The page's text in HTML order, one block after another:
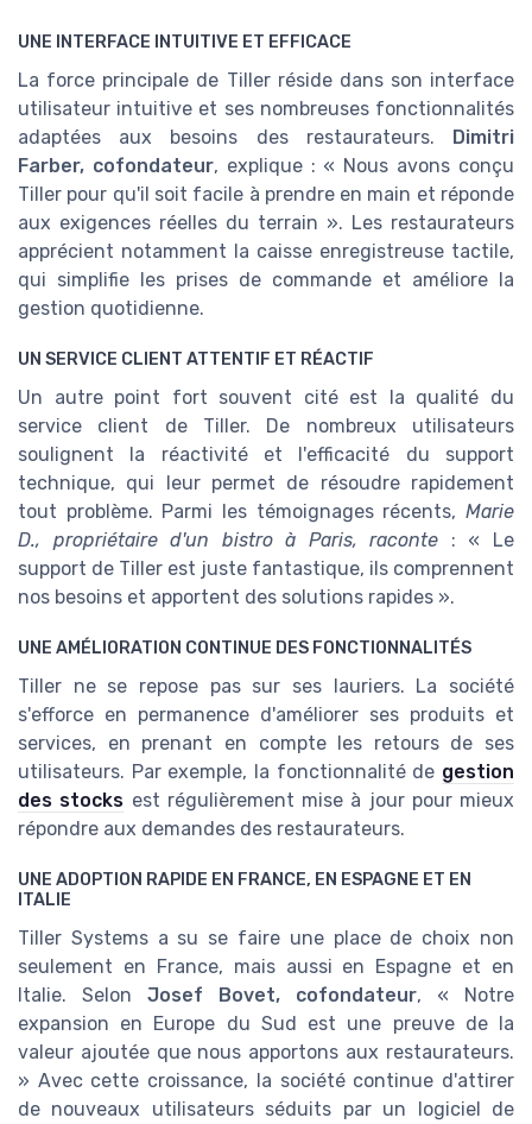
UNE INTERFACE INTUITIVE ET EFFICACE
La force principale de Tiller réside dans son interface
utilisateur intuitive et ses nombreuses fonctionnalités
adaptées aux besoins des restaurateurs.
Dimitri
Farber, cofondateur, explique : « Nous avons conçu
Tiller pour qu'il soit facile à prendre en main et réponde
aux exigences réelles du terrain ». Les restaurateurs
apprécient notamment la caisse enregistreuse tactile,
qui simplifie les prises de commande et améliore la
gestion quotidienne.
UN SERVICE CLIENT ATTENTIF ET RÉACTIF
Un autre point fort souvent cité est la qualité du
service client de Tiller. De nombreux utilisateurs
soulignent la réactivité et l'efficacité du support
technique, qui leur permet de résoudre rapidement
tout problème. Parmi les témoignages récents, Marie
D., propriétaire d'un bistro à Paris, raconte : « Le
support de Tiller est juste fantastique, ils comprennent
nos besoins et apportent des solutions rapides ».
UNE AMÉLIORATION CONTINUE DES FONCTIONNALITÉS
Tiller ne se repose pas sur ses lauriers. La société
s'efforce en permanence d'améliorer ses produits et
services, en prenant en compte les retours de ses
utilisateurs. Par exemple, la fonctionnalité de gestion
des stocks est régulièrement mise à jour pour mieux
répondre aux demandes des restaurateurs.
UNE ADOPTION RAPIDE EN FRANCE, EN ESPAGNE ET EN
ITALIE
Tiller Systems a su se faire une place de choix non
seulement en France, mais aussi en Espagne et en
Italie. Selon Josef Bovet, cofondateur, « Notre
expansion en Europe du Sud est une preuve de la
valeur ajoutée que nous apportons aux restaurateurs.
» Avec cette croissance, la société continue d'attirer
de nouveaux utilisateurs séduits par un logiciel de